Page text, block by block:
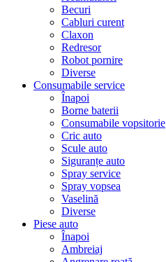
Becuri
Cabluri curent
Claxon
Redresor
Robot pornire
Diverse
Consumabile service
Înapoi
Borne baterii
Consumabile vopsitorie
Cric auto
Scule auto
Siguranțe auto
Spray service
Spray vopsea
Vaselină
Diverse
Piese auto
Înapoi
Ambreiaj